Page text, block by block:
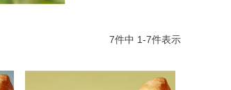
7件中 1-7件表示